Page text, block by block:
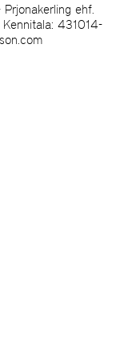
ehf.
431014-